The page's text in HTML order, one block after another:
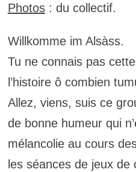
Photos: du collectif.
Willkomme im Alsàss.
Tu ne connais pas
l’histoire ô combien
Allez, viens, suis ce
de bonne humeur qui
mélancolie au cours
les séances de jeux de